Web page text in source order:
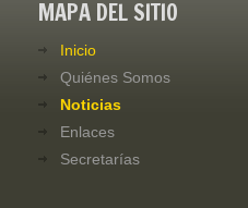
MAPA DEL SITIO
Inicio
Quiénes Somos
Noticias
Enlaces
Secretarías